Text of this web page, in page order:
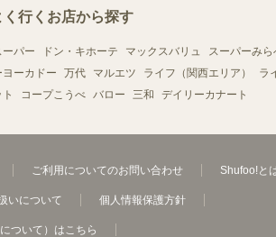
く行くお店から探す
パー ドン・キホーテ マックスバリュ スーパーみら
ヨーカドー
万代 マルエツ ライフ（関西エリア）
ラ
コープこうべ バロー 三和 デイリーカナート
ご利用についてのお問い合わせ Shufoo!と
いについて 個人情報保護方針
ついて）はこちら